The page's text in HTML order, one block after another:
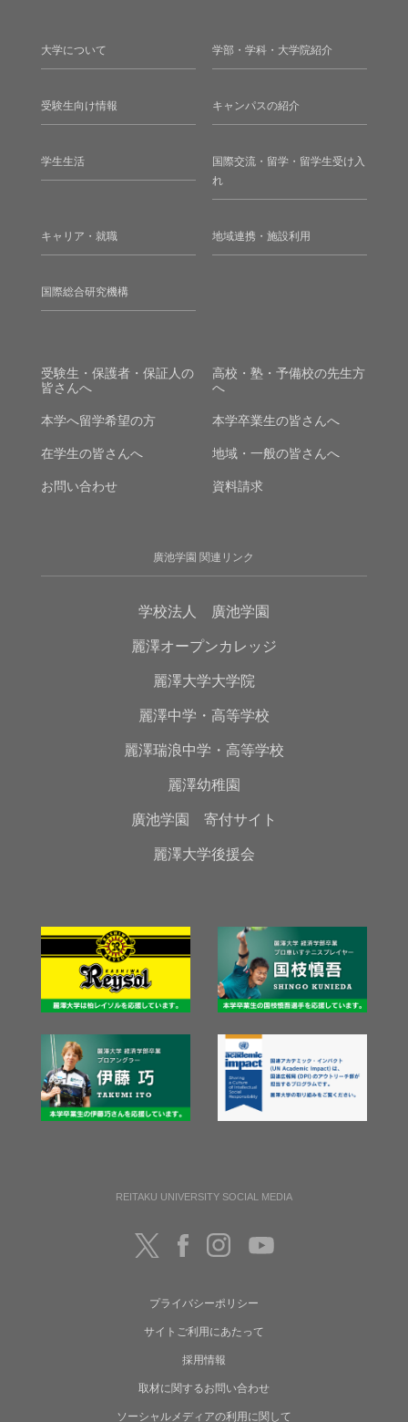
大学について 学部・学科・大学院紹介
受験生向け情報 キャンパスの紹介
学生生活
国際交流・留学・留学生受け入
れ
キャリア・就職 地域連携・施設利用
国際総合研究機構
受験生・保護者・保証人の
皆さんへ
高校・塾・予備校の先生方
へ
本学へ留学希望の方 本学卒業生の皆さんへ
在学生の皆さんへ 地域・一般の皆さんへ
お問い合わせ 資料請求
廣池学園 関連リンク
学校法人 廣池学園
麗澤オープンカレッジ
麗澤大学大学院
麗澤中学・高等学校
麗澤瑞浪中学・高等学校
麗澤幼稚園
廣池学園 寄付サイト
麗澤大学後援会
REITAKU UNIVERSITY SOCIAL MEDIA
プライバシーポリシー
サイトご利用にあたって
採用情報
取材に関するお問い合わせ
ソーシャルメディアの利用に関して